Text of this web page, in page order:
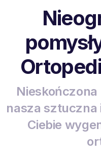
nasza sztuczna
Ciebie